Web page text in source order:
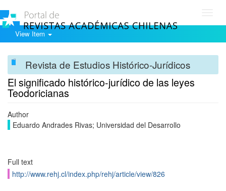
View Item
Revista de Estudios Histórico-Jurídicos
El significado histórico-jurídico de las leyes
Teodoricianas
Author
Eduardo Andrades Rivas; Universidad del Desarrollo
Full text
http://www.rehj.cl/index.php/rehj/article/view/826